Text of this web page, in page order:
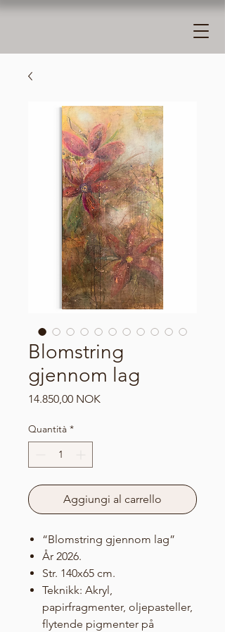
Blomstring
gjennom lag
14.850,00 NOKPrezzo
Quantità *
Aggiungi al carrello
“Blomstring gjennom lag”
År 2026.
Str. 140x65 cm.
Teknikk: Akryl,
papirfragmenter, oljepasteller,
flytende pigmenter på